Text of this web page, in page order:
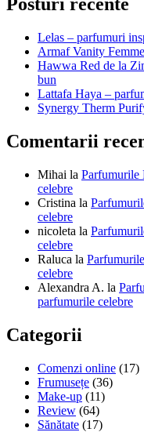
Posturi recente
Lelas – parfumuri
Armaf Vanity
Hawwa Red de la
bun
Lattafa Haya –
Synergy Therm
Comentarii
Mihai la Parfumurile
celebre
Cristina la
celebre
nicoleta la
celebre
Raluca la
celebre
Alexandra A. la
parfumurile celebre
Categorii
Comenzi online (17)
Frumusețe (36)
Make-up (11)
Review (64)
Sănătate (17)